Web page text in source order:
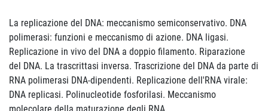
La replicazione del DNA: meccanismo semiconservativo. DNA
polimerasi: funzioni e meccanismo di azione. DNA ligasi.
Replicazione in vivo del DNA a doppio filamento. Riparazione
del DNA. La trascrittasi inversa. Trascrizione del DNA da parte di
RNA polimerasi DNA-dipendenti. Replicazione dell'RNA virale:
DNA replicasi. Polinucleotide fosforilasi. Meccanismo